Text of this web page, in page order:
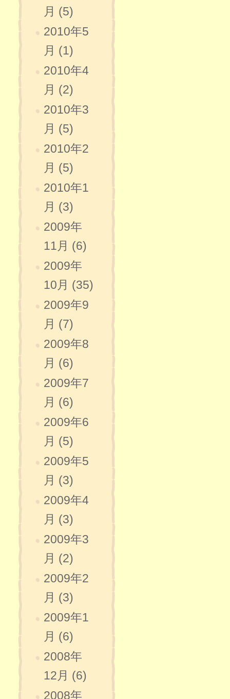
月 (5)
2010年5
月 (1)
2010年4
月 (2)
2010年3
月 (5)
2010年2
月 (5)
2010年1
月 (3)
2009年
11月 (6)
2009年
10月 (35)
2009年9
月 (7)
2009年8
月 (6)
2009年7
月 (6)
2009年6
月 (5)
2009年5
月 (3)
2009年4
月 (3)
2009年3
月 (2)
2009年2
月 (3)
2009年1
月 (6)
2008年
12月 (6)
2008年